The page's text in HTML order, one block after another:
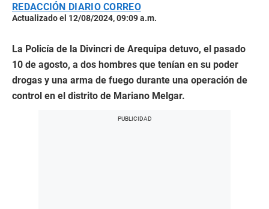
REDACCIÓN DIARIO CORREO
Actualizado el 12/08/2024, 09:09 a.m.
La Policía de la Divincri de Arequipa detuvo, el pasado
10 de agosto, a dos hombres que tenían en su poder
drogas y una arma de fuego durante una operación de
control en el distrito de Mariano Melgar.